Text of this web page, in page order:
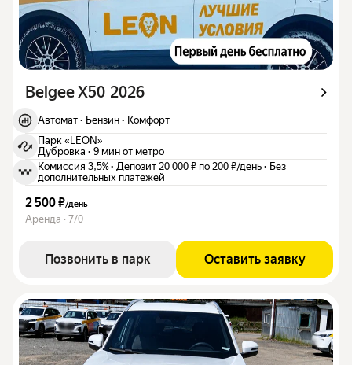
Belgee X50 2026
Автомат · Бензин · Комфорт
Парк «LEON»
Дубровка · 9 мин от метро
Комиссия 3,5%· Депозит 20 000 ₽ по 200 ₽/день · Без
дополнительных платежей
2 500 ₽/день
Аренда · 7/0
Позвонить в парк Оставить заявку